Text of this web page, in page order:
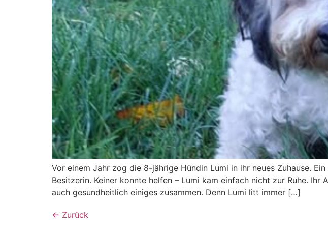
Vor einem Jahr zog die 8-jährige Hündin Lumi in ihr neues Zuhause.
Besitzerin. Keiner konnte helfen – Lumi kam einfach nicht zur Ruhe.
auch gesundheitlich einiges zusammen. Denn Lumi litt immer […]
← Zurück